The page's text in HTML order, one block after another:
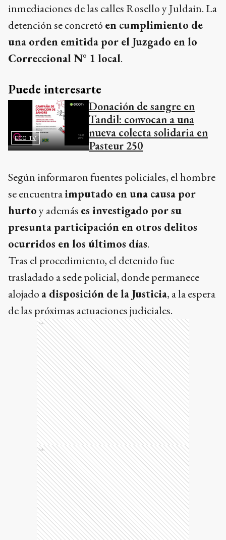
inmediaciones de las calles Rosello y Juldain. La
detención se concretó en cumplimiento de
una orden emitida por el Juzgado en lo
Correccional N° 1 local.
Puede interesarte
ECO TV
Donación de sangre en
Tandil: convocan a una
nueva colecta solidaria en
Pasteur 250
Según informaron fuentes policiales, el hombre
se encuentraimputado en una causa por
hurtoy además es investigado por su
presunta participación en otros delitos
ocurridos en los últimos días.
Tras el procedimiento, el detenido fue
trasladado a sede policial, donde permanece
alojado a disposición de la Justicia, a la espera
de las próximas actuaciones judiciales.
Ads
Ads